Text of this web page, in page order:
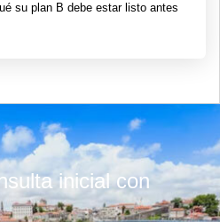
su plan B debe estar listo antes
inicial con